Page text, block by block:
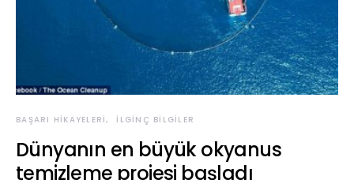
BAŞARI HIKAYELERI İLGINÇ BILGILER
Dünyanın en büyük okyanus
temizleme projesi başladı